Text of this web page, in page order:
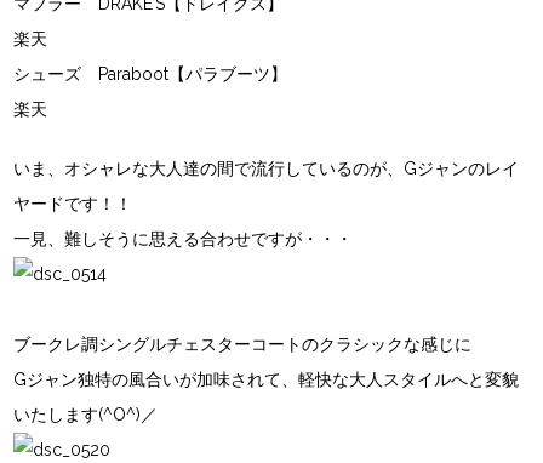
楽天
シューズ
Paraboot【パラブーツ】
楽天
いま、オシャレな大人達の間で流行しているのが、Gジャンのレイ
ヤードです！！
一見、難しそうに思える合わせですが・・・
ブークレ調シングルチェスターコートのクラシックな感じに
Gジャン独特の風合いが加味されて、軽快な大人スタイルへと変貌
いたします(^O^)／